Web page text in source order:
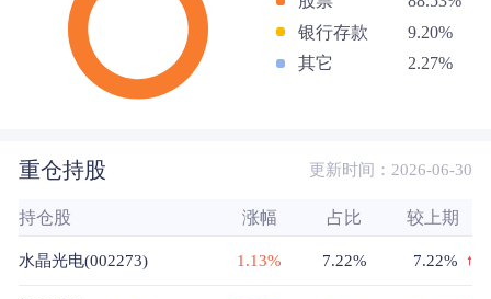
银行存款
9.20%
其它
2.27%
重仓持股 更新时间：2026-06-30
持仓股 涨幅 占比 较上期
水晶光电(002273) 1.13% 7.22% 7.22%